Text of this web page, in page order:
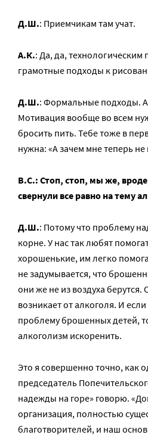
Д.Ш.: Приемчикам там учат.
А.К.: Да, да, технологическим
грамотные подходы к
Д.Ш.: Формальные подходы.
Мотивация вообще во всем
бросить пить. Тебе тоже в
нужна: «А зачем мне теперь не
В.С.: Стоп, стоп, мы же,
свернули все равно на тему
Д.Ш.: Потому что проблему
корне. У нас так любят
хорошенькие, им легко
не задумывается, что
они же не из воздуха
возникает от алкоголя. И
проблему брошенных детей,
алкоголизм искоренить.
Это я совершенно точно, как
председатель
надежды на горе» говорю.
организация, полностью
благотворителей, и наш